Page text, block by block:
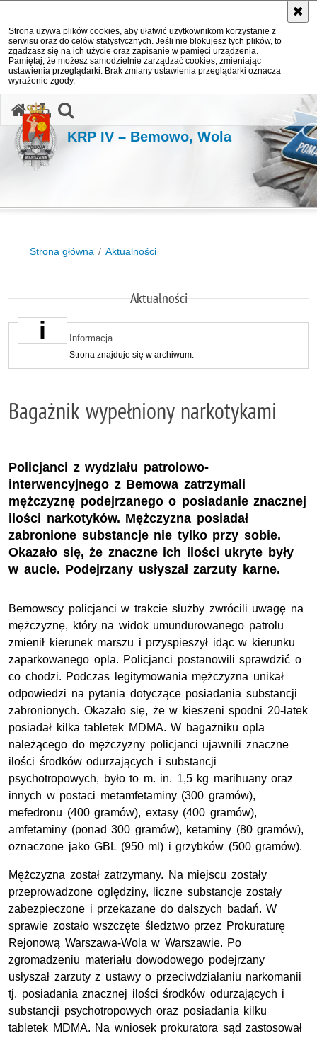
Strona używa plików cookies, aby ułatwić użytkownikom korzystanie z
serwisu oraz do celów statystycznych. Jeśli nie blokujesz tych plików, to
zgadzasz się na ich użycie oraz zapisanie w pamięci urządzenia.
Pamiętaj, że możesz samodzielnie zarządzać cookies, zmieniając
ustawienia przeglądarki. Brak zmiany ustawienia przeglądarki oznacza
wyrażenie zgody.
KRP IV – Bemowo, Wola
Strona główna Aktualności
Aktualności
Informacja
Strona znajduje się w archiwum.
Bagażnik wypełniony narkotykami
Policjanci z wydziału patrolowo-
interwencyjnego z Bemowa zatrzymali
mężczyznę podejrzanego o posiadanie znacznej
ilości narkotyków. Mężczyzna posiadał
zabronione substancje nie tylko przy sobie.
Okazało się, że znaczne ich ilości ukryte były
w aucie. Podejrzany usłyszał zarzuty karne.
Bemowscy policjanci w trakcie służby zwrócili uwagę na
mężczyznę, który na widok umundurowanego patrolu
zmienił kierunek marszu i przyspieszył idąc w kierunku
zaparkowanego opla. Policjanci postanowili sprawdzić o
co chodzi. Podczas legitymowania mężczyzna unikał
odpowiedzi na pytania dotyczące posiadania substancji
zabronionych. Okazało się, że w kieszeni spodni 20-latek
posiadał kilka tabletek MDMA. W bagażniku opla
należącego do mężczyzny policjanci ujawnili znaczne
ilości środków odurzających i substancji
psychotropowych, było to m. in. 1,5 kg marihuany oraz
innych w postaci metamfetaminy (300 gramów),
mefedronu (400 gramów), extasy (400 gramów),
amfetaminy (ponad 300 gramów), ketaminy (80 gramów),
oznaczone jako GBL (950 ml) i grzybków (500 gramów).
Mężczyzna został zatrzymany. Na miejscu zostały
przeprowadzone oględziny, liczne substancje zostały
zabezpieczone i przekazane do dalszych badań. W
sprawie zostało wszczęte śledztwo przez Prokuraturę
Rejonową Warszawa-Wola w Warszawie. Po
zgromadzeniu materiału dowodowego podejrzany
usłyszał zarzuty z ustawy o przeciwdziałaniu narkomanii
tj. posiadania znacznej ilości środków odurzających i
substancji psychotropowych oraz posiadania kilku
tabletek MDMA. Na wniosek prokuratora sąd zastosował